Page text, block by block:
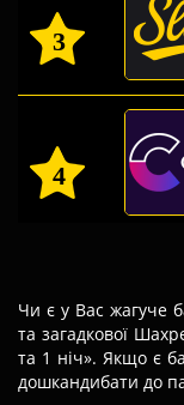
3
4
Чи є у Вас жагуче
та загадкової
та 1 ніч». Якщо є
дошкандибати до